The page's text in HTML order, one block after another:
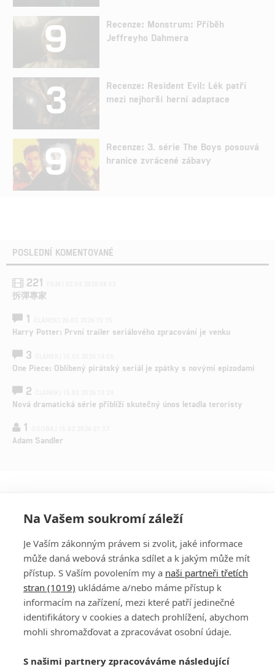
9
Recenze: Monstrum: Příběh
Jeffreyho Dahmera
3
Recenze: Resident Evil: Lék patří
mezi nejhorší herní adaptace
9
Recenze: 3. série The Boys posouvá
hranice zvrácené zábavy
POSLEDNÍ KOMENTOVANÉ
221
拆彈專家
1
Harry Potter: První trailer seriálového zpracování je venku
3
One Piece: Oblíbený pirátský seriál je zpátky s novými epizodami
2
Nová dramatická série přiblíží skutečný únos letadla teroristy
1
Adam Sandler
PŘIHLÁSIT
REGISTROVAT
DISKUZE
Šéfredaktorkou webu jePetr Slavík, e-mailserialy@fandimefilmu.cz
Na Vašem soukromí záleží
Je Vaším zákonným právem si zvolit, jaké informace
může daná webová stránka sdílet a k jakým může mít
přístup. S Vaším povolením my a naši partneři třetích
stran (1019) ukládáme a/nebo máme přístup k
informacím na zařízení, mezi které patří jedinečné
identifikátory v cookies a datech prohlížení, abychom
mohli shromažďovat a zpracovávat osobní údaje.
S našimi partnery zpracováváme následující